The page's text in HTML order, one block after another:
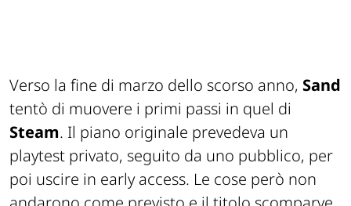
Verso la fine di marzo dello scorso anno, Sand
tentò di muovere i primi passi in quel di
Steam. Il piano originale prevedeva un
playtest privato, seguito da uno pubblico, per
poi uscire in early access. Le cose però non